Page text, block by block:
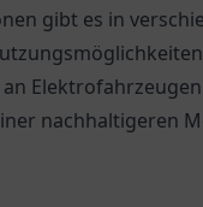
gibt es in
nachhaltigeren